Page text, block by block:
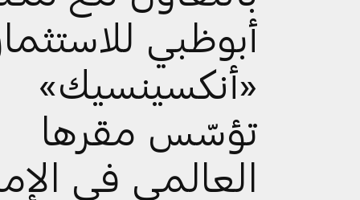
أبوظبي
«أنكسينسيك»
تؤسّس مقرها
العالمي في